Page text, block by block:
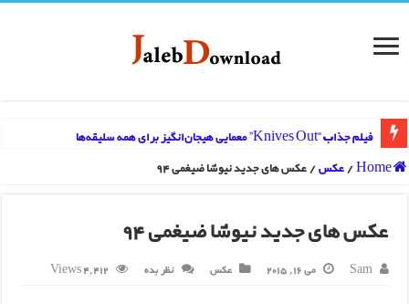
فیلم جذاب “Knives Out” معمایی هیجان‌انگیز برای همه سلیقه‌ها
Home
/عکس/عکس های جدید نیوشا ضیغمی 94
عکس های جدید نیوشا ضیغمی 94
Sam می 16, 2015 عکس نظر بده 4,412 Views